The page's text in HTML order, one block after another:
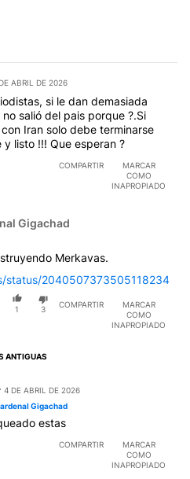
ABRIL DE 2026
si le dan demasiada
salió del pais porque ?.Si
Iran solo debe terminarse
listo !!! Que esperan ?
COMPARTIR
MARCAR
COMO
INAPROPIADO
Cardenal Gigachad.
Gigachad
Merkavas.
status/2040507373505118234
1 3
COMPARTIR
MARCAR
COMO
INAPROPIADO
ANTIGUAS
4 DE ABRIL DE 2026
Gigachad
estas
COMPARTIR
MARCAR
COMO
INAPROPIADO